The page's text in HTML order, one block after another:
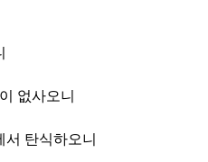
없사오니
탄식하오니